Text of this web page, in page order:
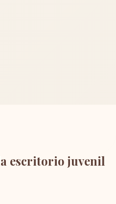
escritorio juvenil